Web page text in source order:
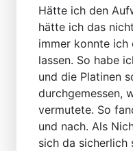
Hätte ich den
hätte ich das
immer konnte ich
lassen. So habe
und die Platinen
durchgemessen,
vermutete. So
und nach. Als
sich da sicherlich